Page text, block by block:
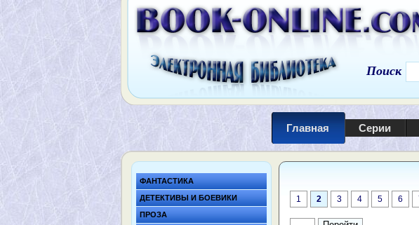
Поиск
Главная Серии
ФАНТАСТИКА
ДЕТЕКТИВЫ И БОЕВИКИ
ПРОЗА
1 2 3 4 5 6